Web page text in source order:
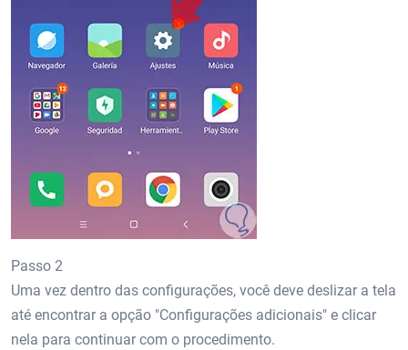
Passo 2
Uma vez dentro das configurações, você deve deslizar a tela
até encontrar a opção "Configurações adicionais" e clicar
nela para continuar com o procedimento.